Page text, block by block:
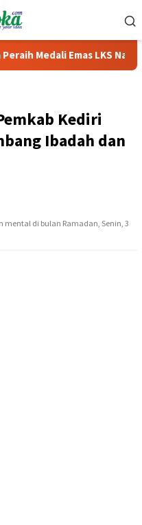
Medali Emas LKS Nasional
Kediri
Ibadah dan
mental di bulan Ramadan, Senin, 3